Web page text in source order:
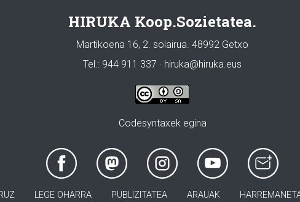
HIRUKA Koop.Sozietatea.
Martikoena 16, 2. solairua. 48992 Getxo
Tel.: 944 911 337 · hiruka@hiruka.eus
Codesyntaxek egina
LEGE OHARRA PUBLIZITATEA ARAUAK